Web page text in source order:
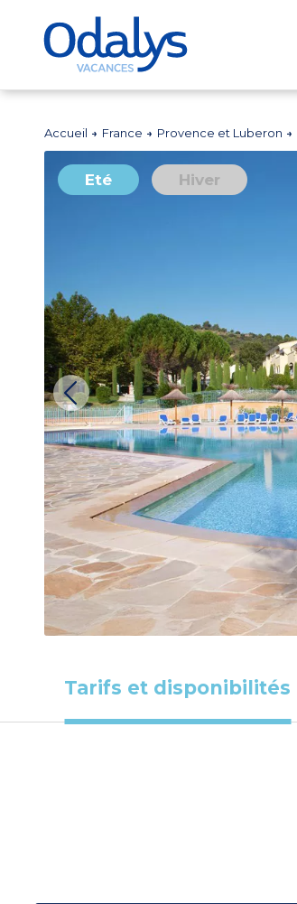
Accueil France Provence et Luberon
Eté Hiver
Tarifs et disponibilités